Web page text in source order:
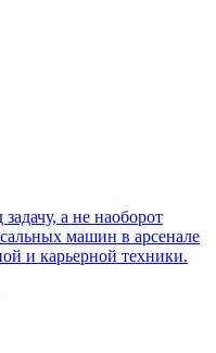
а не наоборот
машин в арсенале
и карьерной техники.